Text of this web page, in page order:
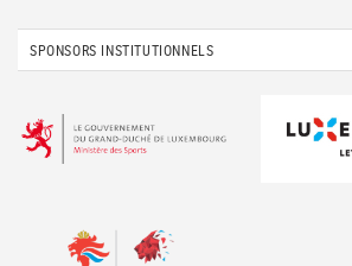
SPONSORS INSTITUTIONNELS